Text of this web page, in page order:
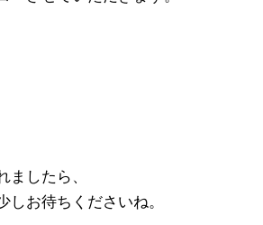
ましたら、
しお待ちくださいね。